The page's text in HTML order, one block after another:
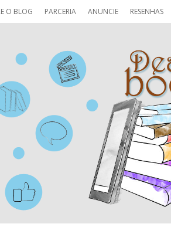
O BLOG PARCERIA ANUNCIE RESENHAS